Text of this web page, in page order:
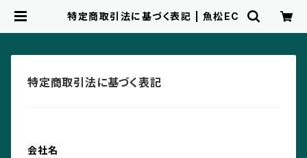
特定商取引法に基づく表記 | 魚松EC
特定商取引法に基づく表記
会社名